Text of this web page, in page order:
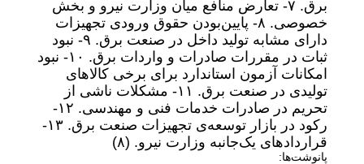
برق. ۷- تعارض منافع میان وزارت نیرو و بخش
خصوصی. ۸- پایین‌بودن حقوق ورودی تجهیزات
دارای مشابه تولید داخل در صنعت برق. ۹- نبود
ثبات در مقررات صادرات و واردات برق. ۱۰- نبود
امکانات آزمون استاندارد برای برخی کالاهای
تولیدی در صنعت برق. ۱۱- مشکلات ناشی از
تحریم در صادرات خدمات فنی و مهندسی. ۱۲-
رکود در بازار توسعه‌ی تجهیزات صنعت برق. ۱۳-
قراردادهای یک‌جانبه وزارت نیرو. (۸)
پانوشت‌ها: